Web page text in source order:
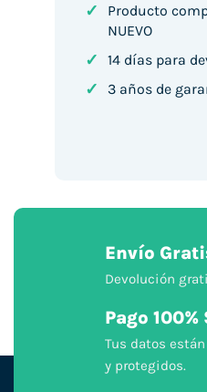
✓
Producto
NUEVO
✓ 14 días para
✓ 3 años de
Envío
Devolución
Pago 100%
Tus datos
y protegidos.